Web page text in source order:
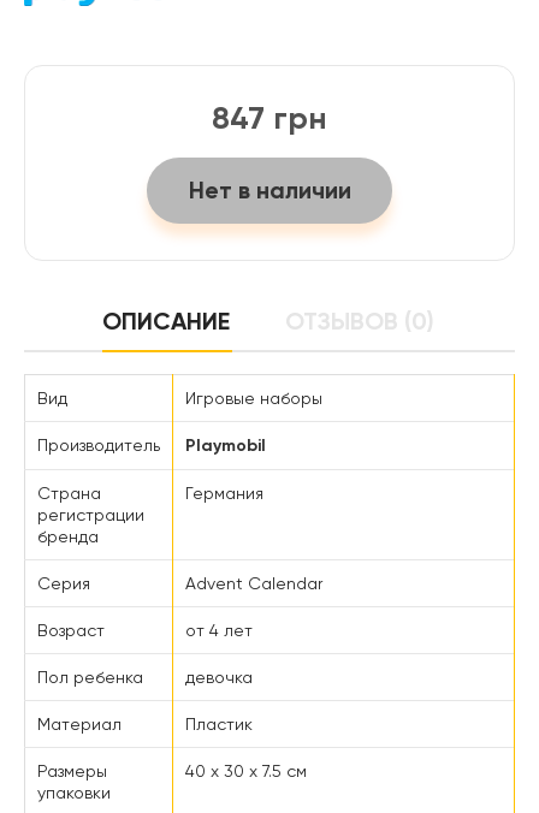
847 грн
Нет в наличии
ОПИСАНИЕ ОТЗЫВОВ (0)
Вид Игровые наборы
Производитель Playmobil
Страна
регистрации
бренда
Германия
Серия Advent Calendar
Возраст от 4 лет
Пол ребенка девочка
Материал Пластик
Размеры
упаковки
40 x 30 x 7.5 см